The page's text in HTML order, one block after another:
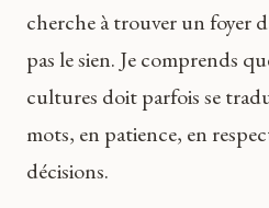
cherche à trouver un foyer
pas le sien. Je comprends
cultures doit parfois se
mots, en patience, en
décisions.